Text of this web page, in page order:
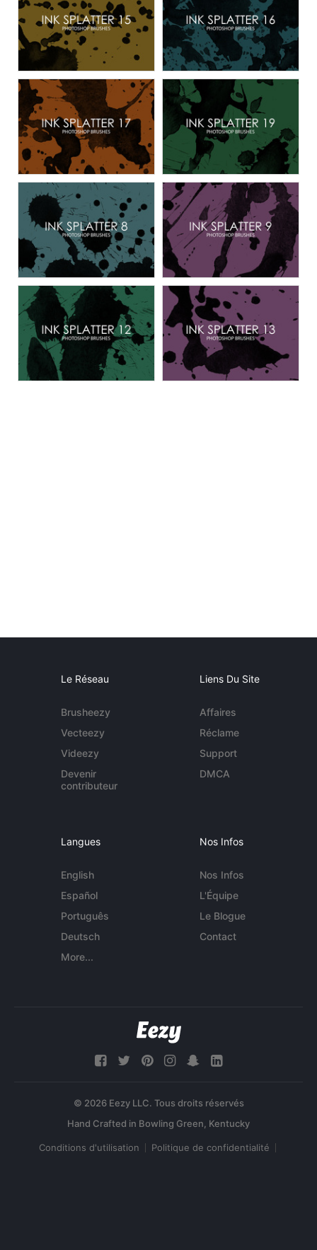
Le Réseau
Brusheezy
Vecteezy
Videezy
Devenir
contributeur
Liens Du Site
Affaires
Réclame
Support
DMCA
Langues
English
Español
Português
Deutsch
More...
Nos Infos
Nos Infos
L'Équipe
Le Blogue
Contact
© 2026 Eezy LLC. Tous droits réservés
Conditions d'utilisation Politique de confidentialité